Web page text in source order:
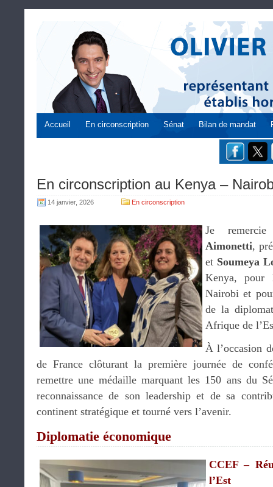
Accueil En circonscription Sénat Bilan de mandat
En circonscription au Kenya –
14 janvier, 2026 En circonscription
Je remercie
Aimonetti,
et Soumeya
Kenya, pour
Nairobi et
de la
Afrique de
À l’occasion
de France clôturant la première journée de
remettre une médaille marquant les 150 ans du
reconnaissance de son leadership et de sa
continent stratégique et tourné vers l’avenir.
Diplomatie économique
CCEF –
l’Est